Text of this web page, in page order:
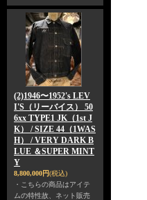
(2)1946〜1952's LEV
I'S（リーバイス） 50
6xx TYPE1 JK（1st J
K） / SIZE 44（1WAS
H） / VERY DARK B
LUE ＆SUPER MINT
Y
8,800,000円(税込)
・こちらの商品はアイテ
ムの特性故、ネット販売